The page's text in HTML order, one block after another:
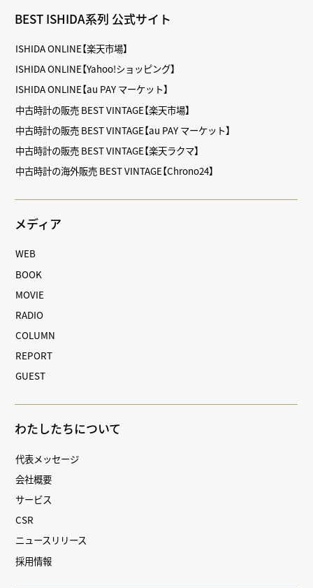
BEST ISHIDA系列 公式サイト
ISHIDA ONLINE【楽天市場】
ISHIDA ONLINE【Yahoo!ショッピング】
ISHIDA ONLINE【au PAY マーケット】
中古時計の販売 BEST VINTAGE【楽天市場】
中古時計の販売 BEST VINTAGE【au PAY マーケット】
中古時計の販売 BEST VINTAGE【楽天ラクマ】
中古時計の海外販売 BEST VINTAGE【Chrono24】
メディア
WEB
BOOK
MOVIE
RADIO
COLUMN
REPORT
GUEST
わたしたちについて
代表メッセージ
会社概要
サービス
CSR
ニュースリリース
採用情報